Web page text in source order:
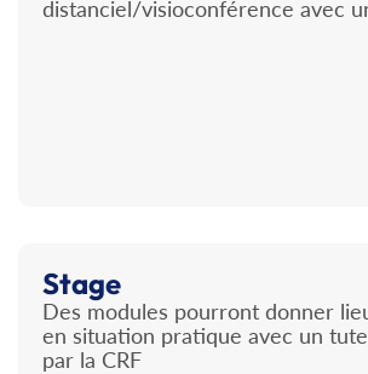
distanciel/visioconférence avec
Stage
Des modules pourront donner
en situation pratique avec un
par la CRF